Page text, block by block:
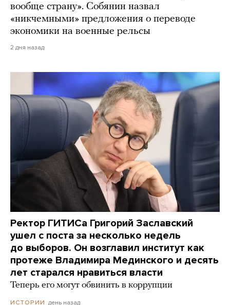
вообще страну». Собянин назвал
«никчемными» предложения о переводе
экономики на военные рельсы
2 дня назад
Ректор ГИТИСа Григорий Заславский
ушел с поста за несколько недель
до выборов. Он возглавил институт как
протеже Владимира Мединского и десять
лет старался нравиться власти
Теперь его могут обвинить в коррупции
ИСТОРИИ день назад